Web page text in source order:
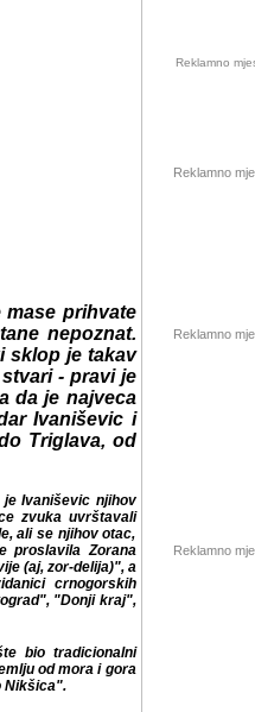
mase prihvate
nepoznat.
sklop je takav
- pravi je
da je najveca
Ivaniševic i
Triglava, od
Ivaniševic njihov
zvuka uvrštavali
ali se njihov otac,
Zorana Kalezica
zor-delija)", a ništa
svadbenih
kraj", "Oj, Cetinje,
crnogorski
i gora - suptilnim